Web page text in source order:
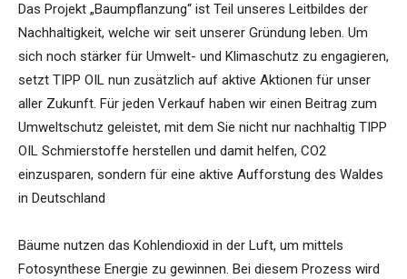
Das Projekt „Baumpflanzung“ ist Teil unseres Leitbildes der
Nachhaltigkeit, welche wir seit unserer Gründung leben. Um
sich noch stärker für Umwelt- und Klimaschutz zu engagieren,
setzt TIPP OIL nun zusätzlich auf aktive Aktionen für unser
aller Zukunft. Für jeden Verkauf haben wir einen Beitrag zum
Umweltschutz geleistet, mit dem Sie nicht nur nachhaltig TIPP
OIL Schmierstoffe herstellen und damit helfen, CO2
einzusparen, sondern für eine aktive Aufforstung des Waldes
in Deutschland
Bäume nutzen das Kohlendioxid in der Luft, um mittels
Fotosynthese Energie zu gewinnen. Bei diesem Prozess wird